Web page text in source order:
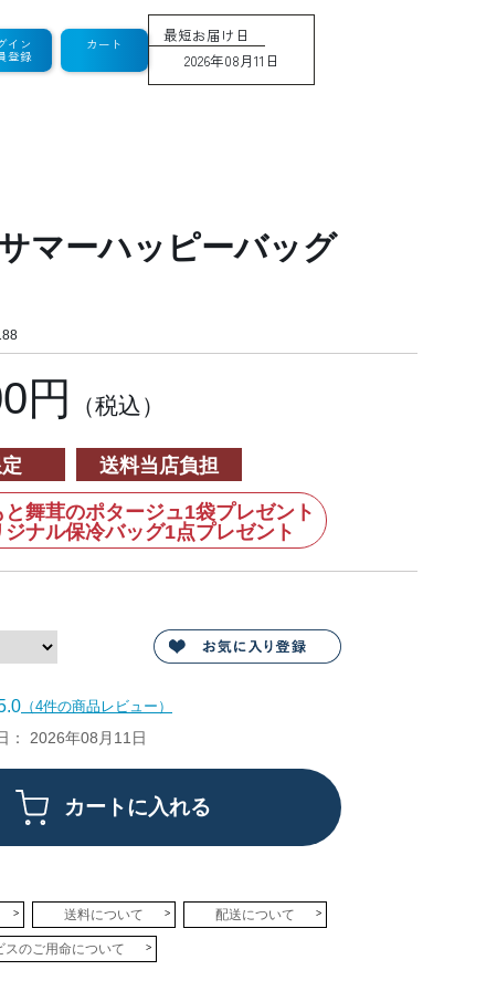
イン
登録
カート
最短お届け日
2026年08月11日
マーハッピーバッグ
円 （税込）
送料当店負担
と舞茸のポタージュ1袋プレゼント
ナル保冷バッグ1点プレゼント
（4件の商品レビュー）
： 2026年08月11日
送料について 配送について
スのご用命について